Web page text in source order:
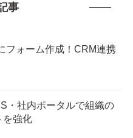
事
フォーム作成！CRM連携
・社内ポータルで組織の
を強化